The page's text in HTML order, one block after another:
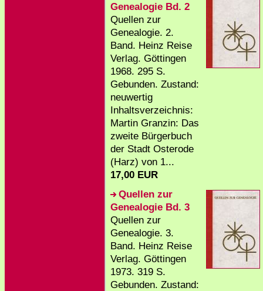
Genealogie Bd. 2
Quellen zur
Genealogie. 2.
Band. Heinz Reise
Verlag. Göttingen
1968. 295 S.
Gebunden. Zustand:
neuwertig
Inhaltsverzeichnis:
Martin Granzin: Das
zweite Bürgerbuch
der Stadt Osterode
(Harz) von 1...
17,00 EUR
Quellen zur
Genealogie Bd. 3
Quellen zur
Genealogie. 3.
Band. Heinz Reise
Verlag. Göttingen
1973. 319 S.
Gebunden. Zustand: